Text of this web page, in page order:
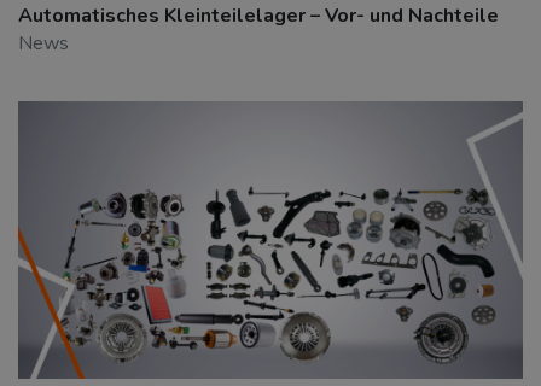
Automatisches Kleinteilelager – Vor- und Nachteile
News